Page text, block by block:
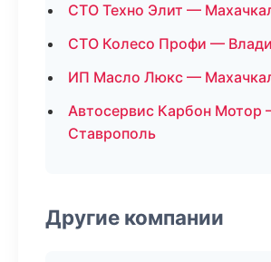
СТО Техно Элит —
СТО Колесо Профи —
ИП Масло Люкс —
Автосервис Карбон Мотор
Ставрополь
Другие компании